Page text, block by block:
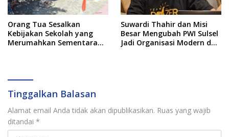
Orang Tua Sesalkan
Kebijakan Sekolah yang
Merumahkan Sementara
Suwardi Thahir dan Misi
Besar Mengubah PWI Sulsel
Jadi Organisasi Modern dan
Tinggalkan Balasan
Alamat email Anda tidak akan dipublikasikan. Ruas yang wajib
ditandai *